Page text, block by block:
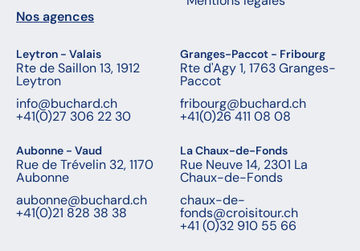
Nos agences
Leytron - Valais
Rte de Saillon 13, 1912
Leytron
info@buchard.ch
+41(0)27 306 22 30
Granges-Paccot - Fribourg
Rte d'Agy 1, 1763 Granges-
Paccot
fribourg@buchard.ch
+41(0)26 411 08 08
Aubonne - Vaud
Rue de Trévelin 32, 1170
Aubonne
aubonne@buchard.ch
+41(0)21 828 38 38
La Chaux-de-Fonds
Rue Neuve 14, 2301 La
Chaux-de-Fonds
chaux-de-
fonds@croisitour.ch
+41 (0)32 910 55 66